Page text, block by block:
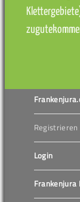
Registrieren
Login
Frankenjura